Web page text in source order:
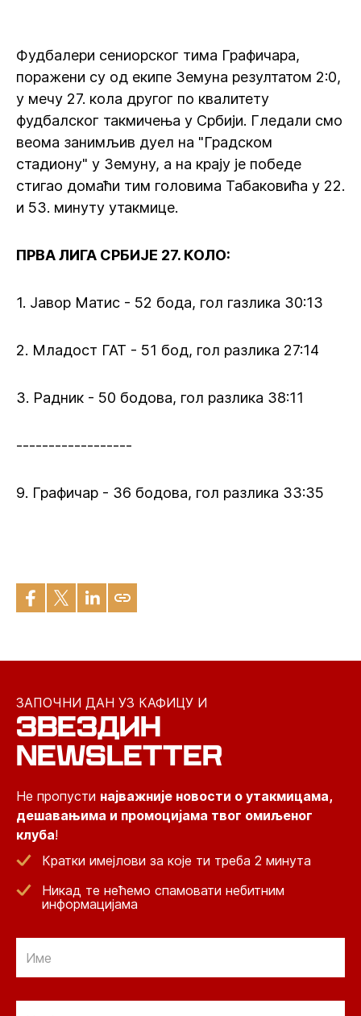
Фудбалери сениорског тима Графичара,
поражени су од екипе Земуна резултатом 2:0,
у мечу 27. кола другог по квалитету
фудбалског такмичења у Србији. Гледали смо
веома занимљив дуел на "Градском
стадиону" у Земуну, а на крају је победе
стигао домаћи тим головима Табаковића у 22.
и 53. минуту утакмице.
ПРВА ЛИГА СРБИЈЕ 27. КОЛО:
1. Јавор Матис - 52 бода, гол газлика 30:13
2. Младост ГАТ - 51 бод, гол разлика 27:14
3. Радник - 50 бодова, гол разлика 38:11
------------------
9. Графичар - 36 бодова, гол разлика 33:35
ЗАПОЧНИ ДАН УЗ КАФИЦУ И
ЗВЕЗДИН
NEWSLETTER
Не пропусти најважније новости о утакмицама,
дешавањима и промоцијама твог омиљеног
клуба!
Кратки имејлови за које ти треба 2 минута
Никад те нећемо спамовати небитним
информацијама